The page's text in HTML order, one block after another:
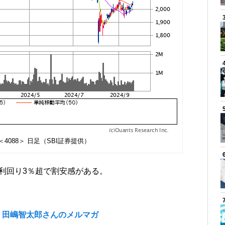
4088＞ 日足（SBI証券提供）
回り3％超で割安感がある。
嶋智太郎さんのメルマガ